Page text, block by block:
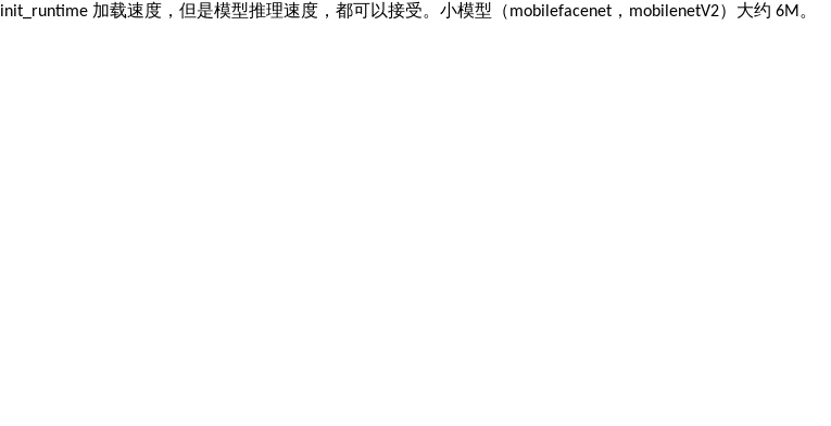
init_runtime 加载速度，但是模型推理速度，都可以接受。小模型（mobilefacenet ， mobilenetV2）大约 6M 。